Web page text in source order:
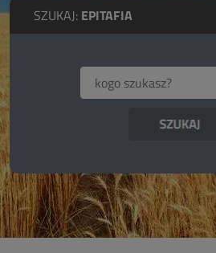
SZUKAJ: EPITAFIA